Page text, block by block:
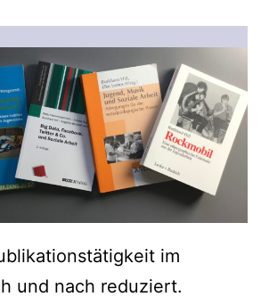
im
und nach reduziert.